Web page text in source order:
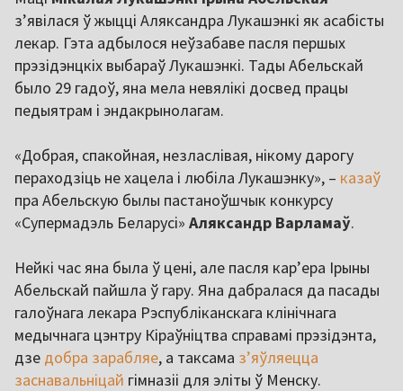
зʼявілася ў жыцці Аляксандра Лукашэнкі як асабісты
лекар. Гэта адбылося неўзабаве пасля першых
прэзідэнцкіх выбараў Лукашэнкі. Тады Абельскай
было 29 гадоў, яна мела невялікі досвед працы
педыятрам і эндакрынолагам.
«Добрая, спакойная, незласлівая, нікому дарогу
пераходзіць не хацела і любіла Лукашэнку», – казаў
пра Абельскую былы пастаноўшчык конкурсу
«Супермадэль Беларусі» Аляксандр Варламаў.
Нейкі час яна была ў цені, але пасля карʼера Ірыны
Абельскай пайшла ў гару. Яна дабралася да пасады
галоўнага лекара Рэспубліканскага клінічнага
медычнага цэнтру Кіраўніцтва справамі прэзідэнта,
дзе добра зарабляе, а таксама зʼяўляецца
заснавальніцай гімназіі для эліты ў Менску.